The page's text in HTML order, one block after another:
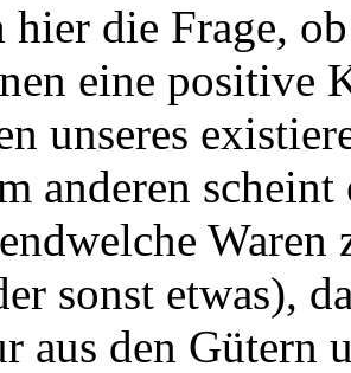
die Frage,
eine positive
unseres
anderen
sonst etwas),
aus den Gütern